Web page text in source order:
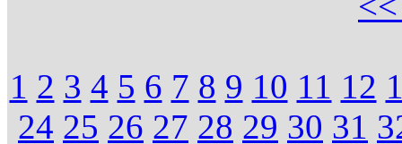
1 2 3 4 5 6 7 8 9 10 11 12
24 25 26 27 28 29 30 31